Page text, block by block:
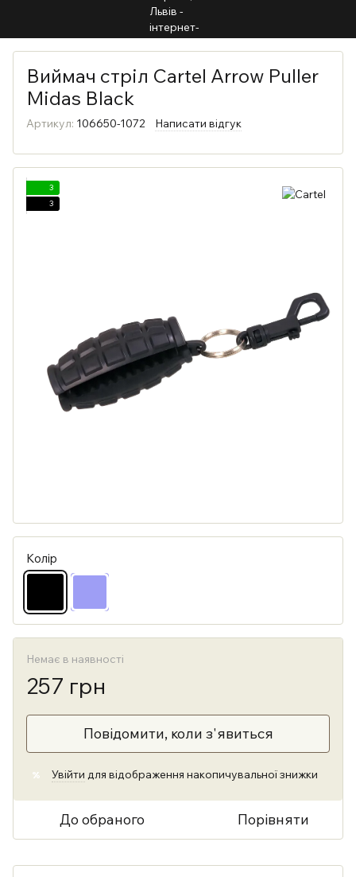
Виймач стріл Cartel Arrow Puller
Midas Black
Артикул: 106650-1072 Написати відгук
3
3
Колір
Немає в наявності
257 грн
Повідомити, коли з'явиться
% Увійти для відображення накопичувальної знижки
До обраного Порівняти